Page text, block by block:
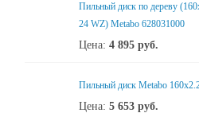
Пильный диск по дереву
24 WZ) Metabo 628031000
Цена: 4 895 руб.
Пильный диск Metabo
Цена: 5 653 руб.